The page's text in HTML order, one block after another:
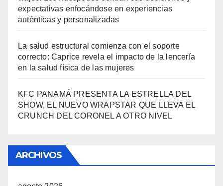
expectativas enfocándose en experiencias
auténticas y personalizadas
La salud estructural comienza con el soporte
correcto: Caprice revela el impacto de la lencería
en la salud física de las mujeres
KFC PANAMÁ PRESENTA LA ESTRELLA DEL
SHOW, EL NUEVO WRAPSTAR QUE LLEVA EL
CRUNCH DEL CORONEL A OTRO NIVEL
ARCHIVOS